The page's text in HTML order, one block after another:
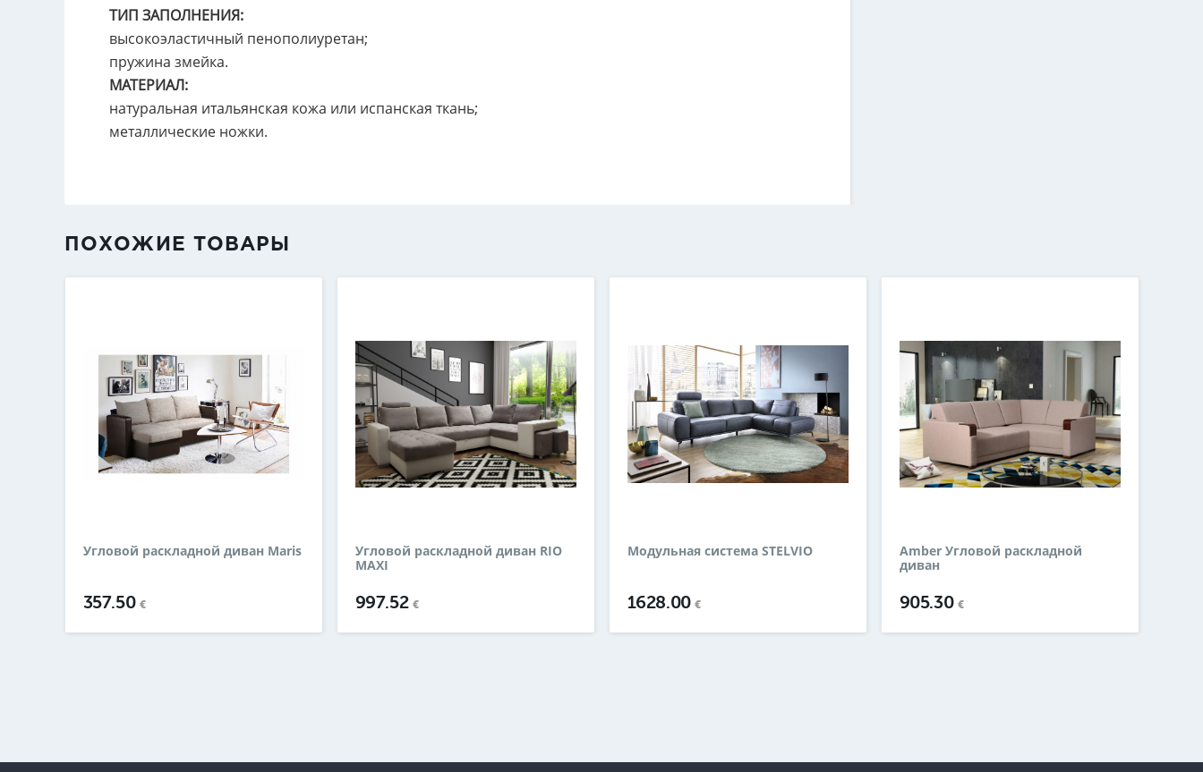
ТИП ЗАПОЛНЕНИЯ:
высокоэластичный пенополиуретан;
пружина змейка.
МАТЕРИАЛ:
натуральная итальянская кожа или испанская ткань;
металлические ножки.
ПОХОЖИЕ ТОВАРЫ
Угловой раскладной диван Maris
357.50 €
Угловой раскладной диван RIO
MAXI
997.52 €
Модульная система STELVIO
1628.00€
Amber Угловой раскладной
диван
905.30 €